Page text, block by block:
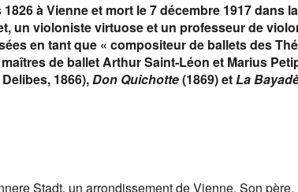
à Vienne et mort le 7 décembre 1917 dans
un violoniste virtuose et un professeur de
en tant que « compositeur de ballets des
de ballet Arthur Saint-Léon et Marius
1866),Don Quichotte(1869) etLa
Stadt, un arrondissement de Vienne. Son père,